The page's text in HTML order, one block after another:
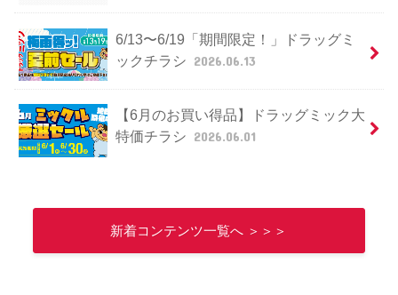
6/13〜6/19「期間限定！」ドラッグミ
ックチラシ 2026.06.13
【6月のお買い得品】ドラッグミック大
特価チラシ 2026.06.01
新着コンテンツ一覧へ ＞＞＞